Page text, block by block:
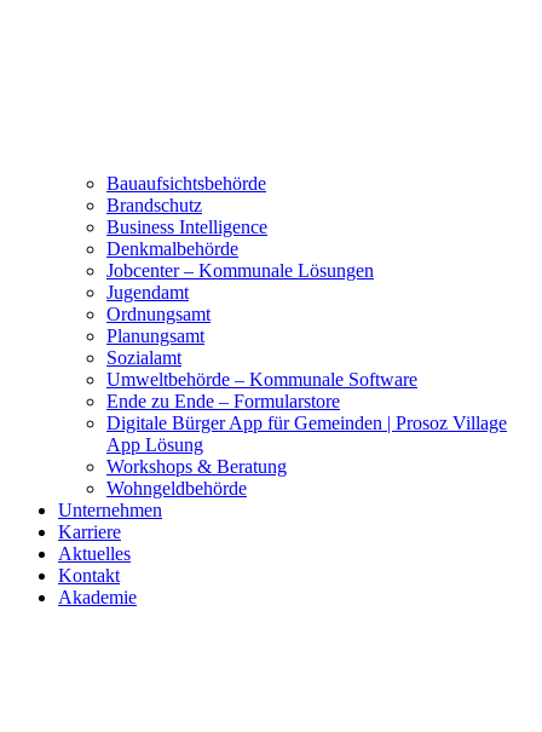
Bauaufsichtsbehörde
Brandschutz
Business Intelligence
Denkmalbehörde
Jobcenter – Kommunale Lösungen
Jugendamt
Ordnungsamt
Planungsamt
Sozialamt
Umweltbehörde – Kommunale Software
Ende zu Ende – Formularstore
Digitale Bürger App für Gemeinden | Prosoz Village
App Lösung
Workshops & Beratung
Wohngeldbehörde
Unternehmen
Karriere
Aktuelles
Kontakt
Akademie